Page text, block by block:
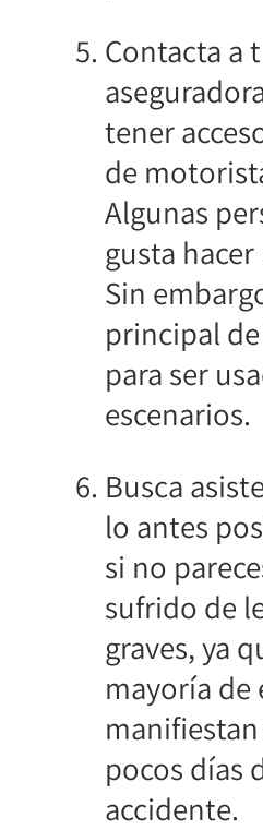
Contacta a
tener
de
Algunas
gusta
Sin
principal
para ser
escenarios.
Busca
lo antes
si no
sufrido de
graves, ya
mayoría de
pocos días
accidente.